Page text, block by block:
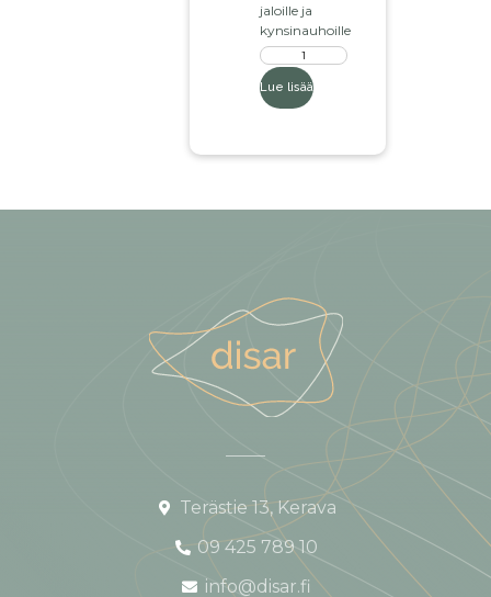
jaloille ja
kynsinauhoille
Lue lisää
Terästie 13, Kerava
09 425 789 10
info@disar.fi